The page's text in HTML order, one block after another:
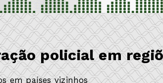
policial em
em países vizinhos